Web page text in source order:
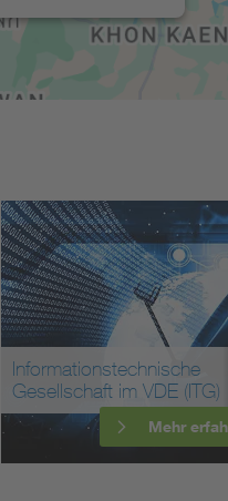
Informationstechnische
Gesellschaft im VDE (ITG)
Mehr